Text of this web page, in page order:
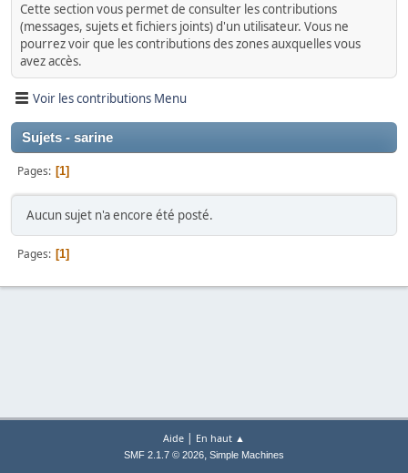
Cette section vous permet de consulter les contributions
(messages, sujets et fichiers joints) d'un utilisateur. Vous ne
pourrez voir que les contributions des zones auxquelles vous
avez accès.
Voir les contributions Menu
Sujets - sarine
Pages 1
Aucun sujet n'a encore été posté.
Pages 1
Aide | En haut ▲
SMF 2.1.7 © 2026, Simple Machines